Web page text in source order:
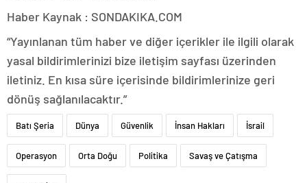
Haber Kaynak : SONDAKIKA.COM
“Yayınlanan tüm haber ve diğer içerikler ile ilgili olarak
yasal bildirimlerinizi bize iletişim sayfası üzerinden
iletiniz. En kısa süre içerisinde bildirimlerinize geri
dönüş sağlanılacaktır.”
Batı Şeria Dünya Güvenlik İnsan Hakları İsrail
Operasyon Orta Doğu Politika Savaş ve Çatışma